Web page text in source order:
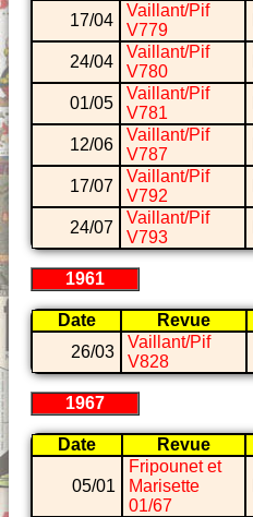
17/04
Vaillant/Pif
V779
24/04
Vaillant/Pif
V780
01/05
Vaillant/Pif
V781
12/06
Vaillant/Pif
V787
17/07
Vaillant/Pif
V792
24/07
Vaillant/Pif
V793
1961
Date Revue
26/03
Vaillant/Pif
V828
1967
Date Revue
05/01
Fripounet et
Marisette
01/67